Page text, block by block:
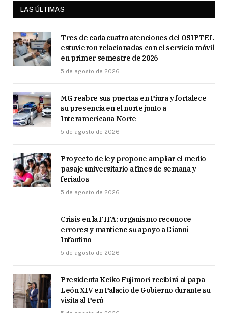
LAS ÚLTIMAS
Tres de cada cuatro atenciones del OSIPTEL
estuvieron relacionadas con el servicio móvil
en primer semestre de 2026
5 de agosto de 2026
MG reabre sus puertas en Piura y fortalece
su presencia en el norte junto a
Interamericana Norte
5 de agosto de 2026
Proyecto de ley propone ampliar el medio
pasaje universitario a fines de semana y
feriados
5 de agosto de 2026
Crisis en la FIFA: organismo reconoce
errores y mantiene su apoyo a Gianni
Infantino
5 de agosto de 2026
Presidenta Keiko Fujimori recibirá al papa
León XIV en Palacio de Gobierno durante su
visita al Perú